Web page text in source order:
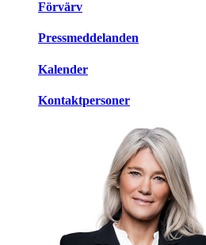
Förvärv
Pressmeddelanden
Kalender
Kontaktpersoner